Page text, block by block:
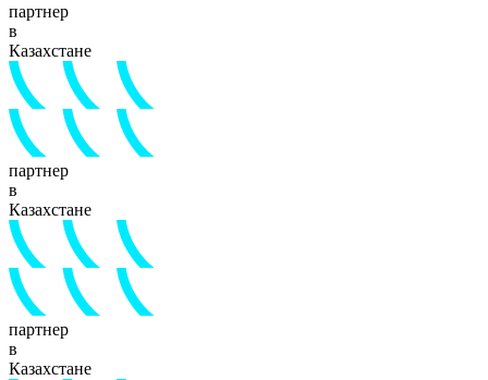
партнер
в
Казахстане
партнер
в
Казахстане
партнер
в
Казахстане